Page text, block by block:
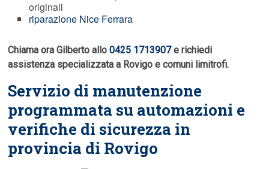
originali
riparazione Nice Ferrara
Chiama ora Gilberto allo0425 1713907e richiedi
assistenza specializzata a Rovigo e comuni limitrofi.
Servizio di manutenzione
programmata su automazioni e
verifiche di sicurezza in
provincia di Rovigo